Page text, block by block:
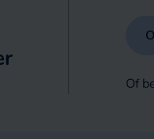
Of